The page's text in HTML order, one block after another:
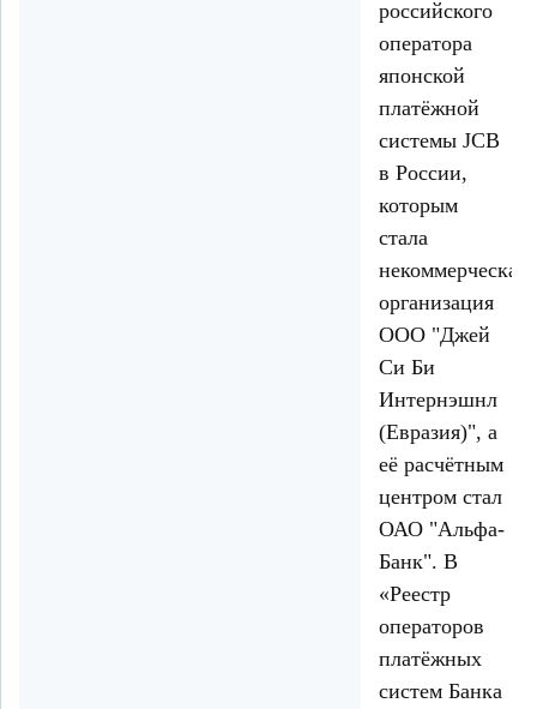
российского
оператора
японской
платёжной
системы JCB
в России,
которым
стала
некоммерческая
организация
ООО "Джей
Си Би
Интернэшнл
(Евразия)", а
её расчётным
центром стал
ОАО "Альфа-
Банк". В
«Реестр
операторов
платёжных
систем Банка